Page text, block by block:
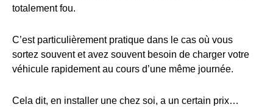
totalement fou.
C’est particulièrement pratique dans le cas où vous
sortez souvent et avez souvent besoin de charger votre
véhicule rapidement au cours d’une même journée.
Cela dit, en installer une chez soi, a un certain prix…